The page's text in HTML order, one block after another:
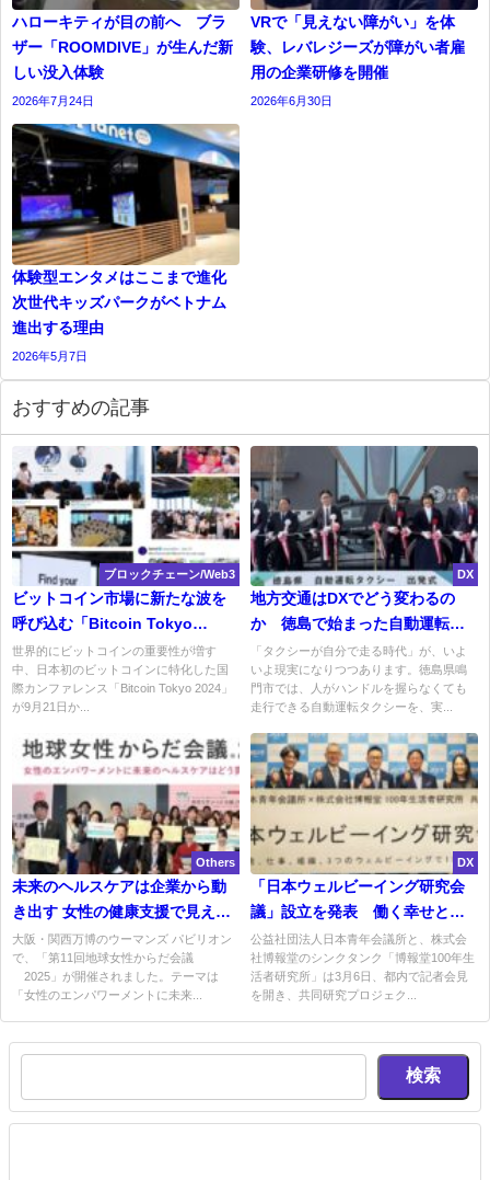
ハローキティが目の前へ ブラ
ザー「ROOMDIVE」が生んだ新
しい没入体験
2026年7月24日
VRで「見えない障がい」を体
験、レバレジーズが障がい者雇
用の企業研修を開催
2026年6月30日
体験型エンタメはここまで進化
次世代キッズパークがベトナム
進出する理由
2026年5月7日
おすすめの記事
ブロックチェーン/Web3
ビットコイン市場に新たな波を
呼び込む「Bitcoin Tokyo
2024」が大盛況で幕を閉じる
世界的にビットコインの重要性が増す
中、日本初のビットコインに特化した国
際カンファレンス「Bitcoin Tokyo 2024」
が9月21日か...
DX
地方交通はDXでどう変わるの
か 徳島で始まった自動運転タ
クシーの実証から見えるもの
「タクシーが自分で走る時代」が、いよ
いよ現実になりつつあります。徳島県鳴
門市では、人がハンドルを握らなくても
走行できる自動運転タクシーを、実...
Others
未来のヘルスケアは企業から動
き出す 女性の健康支援で見えた
新たな社会モデル
大阪・関西万博のウーマンズ パビリオン
で、「第11回地球女性からだ会議
®︎2025」が開催されました。テーマは
「女性のエンパワーメントに未来...
DX
「日本ウェルビーイング研究会
議」設立を発表 働く幸せと生
活の充実を可視化する新プロジ
ェクト
公益社団法人日本青年会議所と、株式会
社博報堂のシンクタンク「博報堂100年生
活者研究所」は3月6日、都内で記者会見
を開き、共同研究プロジェク...
検索